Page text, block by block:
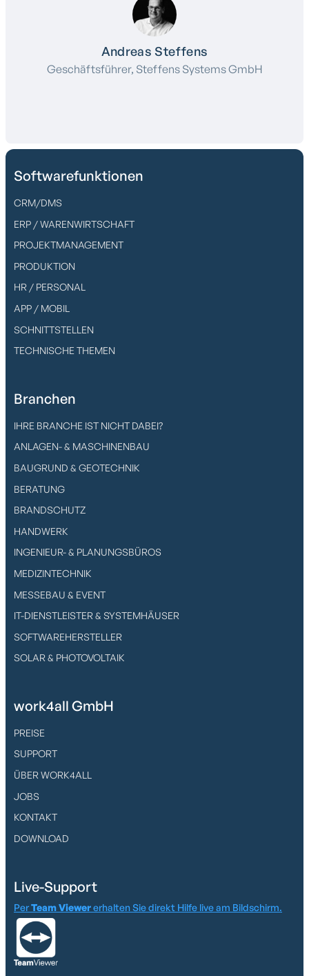
Andreas Steffens
Geschäftsführer, Steffens Systems GmbH
Softwarefunktionen
CRM/DMS
ERP / WARENWIRTSCHAFT
PROJEKTMANAGEMENT
PRODUKTION
HR / PERSONAL
APP / MOBIL
SCHNITTSTELLEN
TECHNISCHE THEMEN
Branchen
IHRE BRANCHE IST NICHT DABEI?
ANLAGEN- & MASCHINENBAU
BAUGRUND & GEOTECHNIK
BERATUNG
BRANDSCHUTZ
HANDWERK
INGENIEUR- & PLANUNGSBÜROS
MEDIZINTECHNIK
MESSEBAU & EVENT
IT-DIENSTLEISTER & SYSTEMHÄUSER
SOFTWAREHERSTELLER
SOLAR & PHOTOVOLTAIK
work4all GmbH
PREISE
SUPPORT
ÜBER WORK4ALL
JOBS
KONTAKT
DOWNLOAD
Live-Support
PerTeam Viewererhalten Sie direkt Hilfe live am Bildschirm.